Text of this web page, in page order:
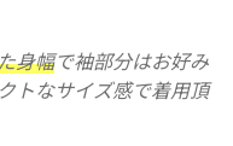
身幅で袖部分はお好み
トなサイズ感で着用頂